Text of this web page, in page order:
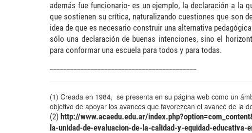
además fue funcionario- es un ejemplo, la declaración a la
que sostienen su crítica, naturalizando cuestiones que son
idea de que es necesario construir una alternativa
sólo una declaración de buenas intenciones, sino el
para conformar una escuela para todos y para todas.
(1) Creada en 1984, se presenta en su página web como un
objetivo de apoyar los avances que favorezcan el avance de la
(2) http://www.acaedu.edu.ar/
la-unidad-de-evaluacion-de-la-calidad-y-equidad-